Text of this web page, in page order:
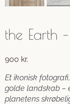
the Earth
900 kr.
Et ikonisk
golde landskab –
planetens